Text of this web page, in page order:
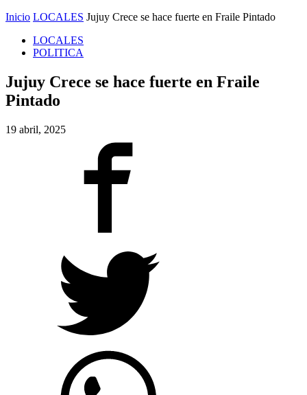
Inicio LOCALES Jujuy Crece se hace fuerte en Fraile Pintado
LOCALES
POLITICA
Jujuy Crece se hace fuerte en Fraile
Pintado
19 abril, 2025